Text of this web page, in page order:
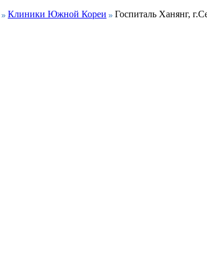
Клиники Южной Кореи
Госпиталь Ханянг,